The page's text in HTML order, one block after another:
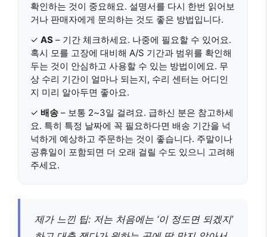
확인하는 것이 중요해요. 설명서를 다시 한번 읽어보
거나 판매자에게 문의하는 것도 좋은 방법입니다.
✓ AS – 기간 체크하세요. 나중에 필요할 수 있어요.
혹시 모를 고장에 대비해 A/S 기간과 범위를 확인해
두는 것이 안심하고 사용할 수 있는 방법이에요. 무
상 수리 기간이 얼마나 되는지, 수리 센터는 어디인
지 미리 알아두면 좋아요.
✓ 배송 – 보통 2~3일 걸려요. 급하신 분은 참고하세
요. 특히 특정 날짜에 꼭 필요하다면 배송 기간을 넉
넉하게 예상하고 주문하는 것이 좋습니다. 주말이나
공휴일이 포함되면 더 오래 걸릴 수도 있으니 고려해
주세요.
제가 느낀 팁: 저는 처음에는 ‘이 정도면 되겠지’